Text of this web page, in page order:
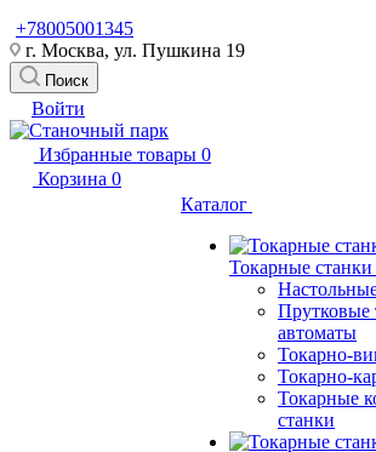
+78005001345
г. Москва, ул. Пушкина 19
Поиск
Войти
Избранные товары 0
Корзина 0
Каталог
Токарные
Прутковые
автоматы
Токарно-
Токарно-
Токарные
станки